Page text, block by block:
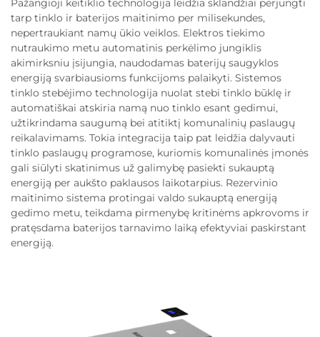
Pažangioji keitiklio technologija leidžia sklandžiai perjungti
tarp tinklo ir baterijos maitinimo per milisekundes,
nepertraukiant namų ūkio veiklos. Elektros tiekimo
nutraukimo metu automatinis perkėlimo jungiklis
akimirksniu įsijungia, naudodamas baterijų saugyklos
energiją svarbiausioms funkcijoms palaikyti. Sistemos
tinklo stebėjimo technologija nuolat stebi tinklo būklę ir
automatiškai atskiria namą nuo tinklo esant gedimui,
užtikrindama saugumą bei atitiktį komunalinių paslaugų
reikalavimams. Tokia integracija taip pat leidžia dalyvauti
tinklo paslaugų programose, kuriomis komunalinės įmonės
gali siūlyti skatinimus už galimybę pasiekti sukauptą
energiją per aukšto paklausos laikotarpius. Rezervinio
maitinimo sistema protingai valdo sukauptą energiją
gedimo metu, teikdama pirmenybę kritinėms apkrovoms ir
pratęsdama baterijos tarnavimo laiką efektyviai paskirstant
energiją.